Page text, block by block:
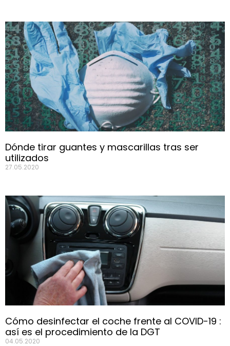
Dónde tirar guantes y mascarillas tras ser
utilizados
27.05.2020
Cómo desinfectar el coche frente al COVID-19 :
así es el procedimiento de la DGT
04.05.2020